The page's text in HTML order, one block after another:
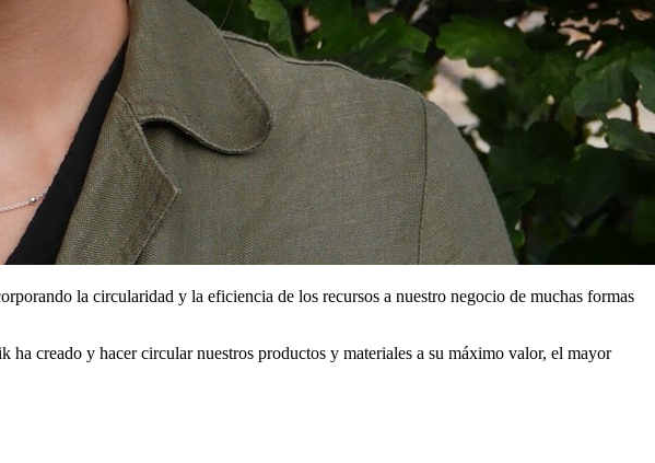
la circularidad y la eficiencia de los recursos a nuestro negocio de muchas formas
creado y hacer circular nuestros productos y materiales a su máximo valor, el mayor